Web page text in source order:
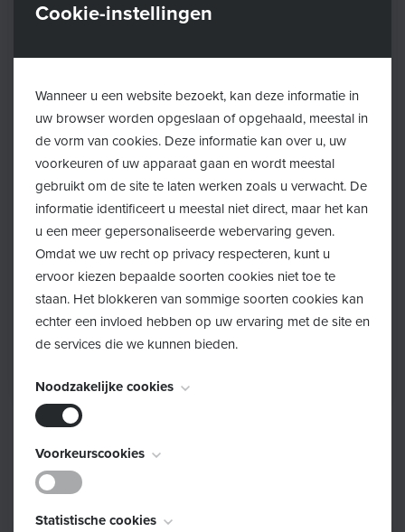
Cookie-instellingen
Wanneer u een website bezoekt, kan deze informatie in
uw browser worden opgeslaan of opgehaald, meestal in
de vorm van cookies. Deze informatie kan over u, uw
voorkeuren of uw apparaat gaan en wordt meestal
gebruikt om de site te laten werken zoals u verwacht. De
informatie identificeert u meestal niet direct, maar het kan
u een meer gepersonaliseerde webervaring geven.
Omdat we uw recht op privacy respecteren, kunt u
ervoor kiezen bepaalde soorten cookies niet toe te
staan. Het blokkeren van sommige soorten cookies kan
echter een invloed hebben op uw ervaring met de site en
de services die we kunnen bieden.
Noodzakelijke cookies
Deze cookies zijn noodzakelijk voor het functioneren van
de website en kunnen niet worden uitgeschakeld. Ze
worden meestal alleen ingesteld als reactie op acties die
door u worden uitgevoerd en die neerkomen op een
Voorkeurscookies
Deze cookies, ook bekend als "functionaliteitscookies",
Statistische cookies